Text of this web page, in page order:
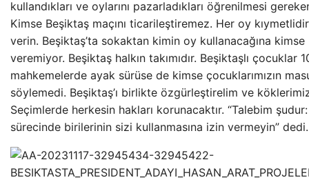
kullandıkları ve oylarını pazarladıkları öğrenilmesi
Kimse Beşiktaş maçını ticarileştiremez. Her oy
verin. Beşiktaş’ta sokaktan kimin oy kullanacağına kimse
veremiyor. Beşiktaş halkın takımıdır. Beşiktaşlı çocuklar
mahkemelerde ayak sürüse de kimse çocuklarımızın
söylemedi. Beşiktaş’ı birlikte özgürleştirelim ve
Seçimlerde herkesin hakları korunacaktır. “Talebim
sürecinde birilerinin sizi kullanmasına izin vermeyin” dedi.